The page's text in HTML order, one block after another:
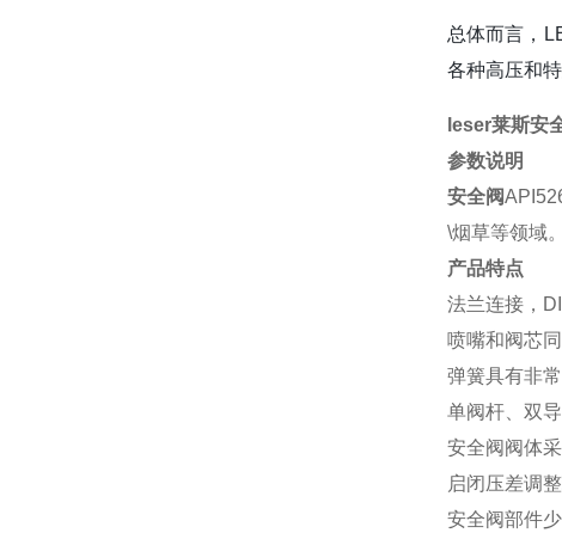
总体而言，
各种高压和
leser莱斯安
参数说明
安全阀
\烟草等领域。
产品特点
法兰连接，
喷嘴和阀芯
弹簧具有非
单阀杆、双
安全阀阀体
启闭压差调
安全阀部件